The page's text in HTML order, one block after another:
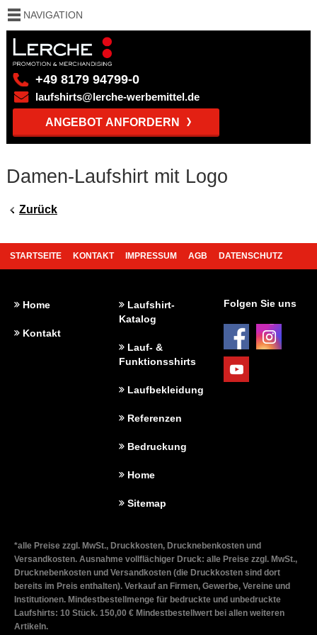
+49 8179 94799-0
laufshirts@lerche-werbemittel.de
ANGEBOT ANFORDERN
NAVIGATION
Damen-Laufshirt mit Logo
Zurück
STARTSEITE KONTAKT IMPRESSUM AGB DATENSCHUTZ
Home
Kontakt
Laufshirt-
Katalog
Lauf- &
Funktionsshirts
Laufbekleidung
Referenzen
Bedruckung
Home
Sitemap
Folgen Sie uns
*alle Preise zzgl. MwSt., Druckkosten, Drucknebenkosten und
Versandkosten. Ausnahme vollflächiger Druck: alle Preise zzgl. MwSt.,
Drucknebenkosten und Versandkosten (die Druckkosten sind dort
bereits im Preis enthalten). Verkauf an Firmen, Gewerbe, Vereine und
Institutionen. Mindestbestellmenge für bedruckte und unbedruckte
Laufshirts: 10 Stück. 150,00 € Mindestbestellwert bei allen weiteren
Artikeln.